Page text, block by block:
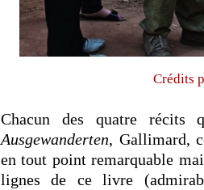
Crédits
Chacun des quatre récits
Ausgewanderten, Gallimard,
en tout point remarquable
lignes de ce livre